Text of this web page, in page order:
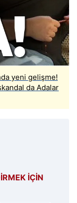
yeni gelişme!
da Adalar
İÇİN